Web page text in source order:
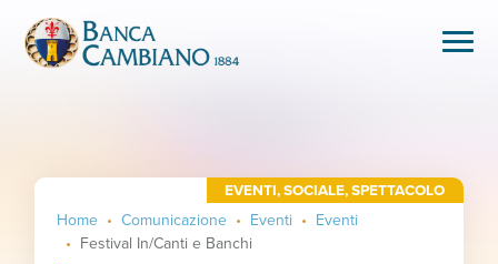
Home Comunicazione Eventi
Eventi
Festival In/Canti e Banchi
EVENTI,SOCIALE,SPETTACOLO